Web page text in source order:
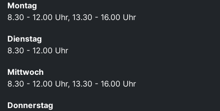
Montag
8.30 - 12.00 Uhr, 13.30 - 16.00 Uhr
Dienstag
8.30 - 12.00 Uhr
Mittwoch
8.30 - 12.00 Uhr, 13.30 - 16.00 Uhr
Donnerstag